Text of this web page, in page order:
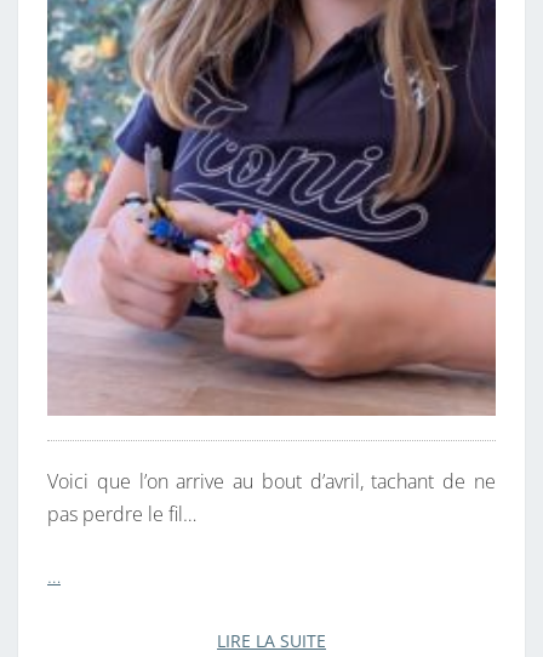
Voici que l’on arrive au bout d’avril, tachant de ne
pas perdre le fil…
…
LIRE LA SUITE